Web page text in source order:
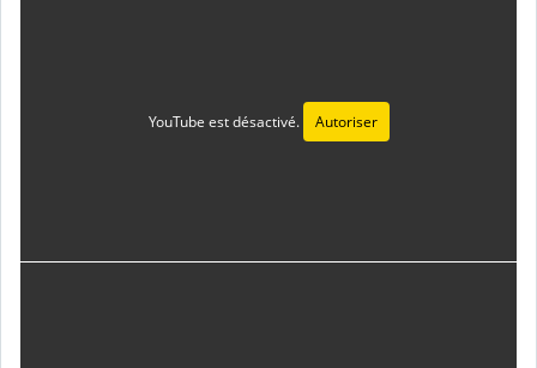
YouTube est désactivé. Autoriser